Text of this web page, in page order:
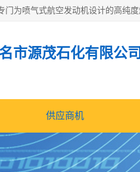
市源茂石化有限公司
供应商机